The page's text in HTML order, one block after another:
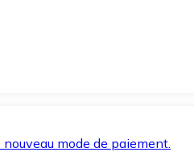
mode de paiement.